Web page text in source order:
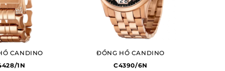
CANDINO
1N
ĐỒNG HỒ CANDINO
C4390/6N